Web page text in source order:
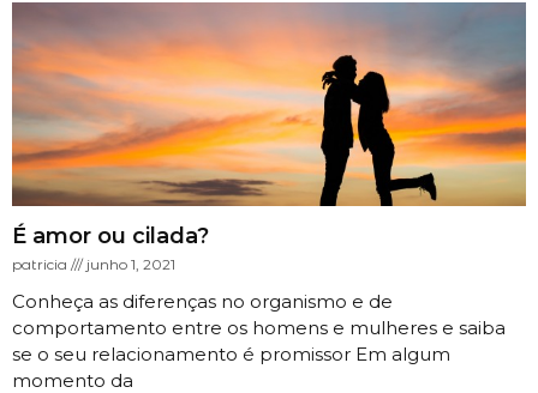
É amor ou cilada?
patricia junho 1, 2021
Conheça as diferenças no organismo e de
comportamento entre os homens e mulheres e saiba
se o seu relacionamento é promissor Em algum
momento da